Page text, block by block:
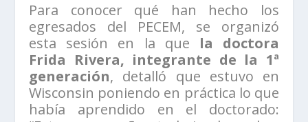
Para conocer qué han hecho los
egresados del PECEM, se organizó
esta sesión en la que la doctora
Frida Rivera, integrante de la 1ª
generación, detalló que estuvo en
Wisconsin poniendo en práctica lo que
había aprendido en el doctorado: